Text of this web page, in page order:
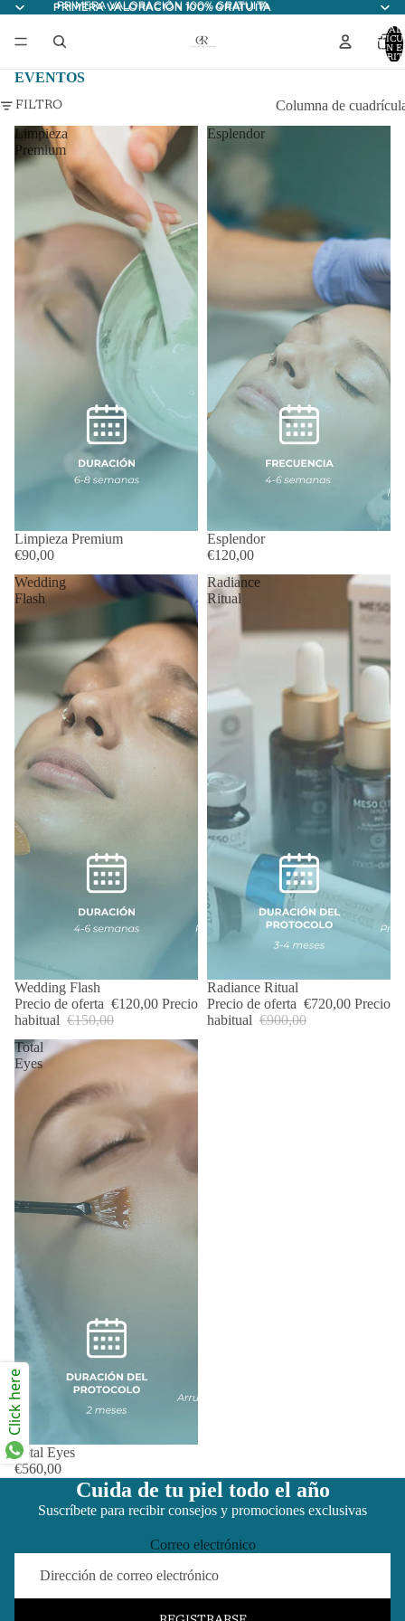
PRIMERA VALORACIÓN 100% GRATUITA
PRIMERA VALORACIÓN 100% GRATUITA
TOTAL
EN
EVENTOS
FILTRO
Columna de
Limpieza
Premium
Limpieza Premium
€90,00
Esplendor
Esplendor
€120,00
Wedding
Flash
OFERTA
Wedding Flash
Precio de oferta €120,00 Precio
habitual €150,00
Radiance
Ritual
OFERTA
Radiance Ritual
Precio de oferta €720,00 Precio
habitual €900,00
Total
Eyes
Total Eyes
€560,00
Cuida de tu piel todo el año
Suscríbete para recibir consejos y promociones exclusivas
Correo electrónico
Click here